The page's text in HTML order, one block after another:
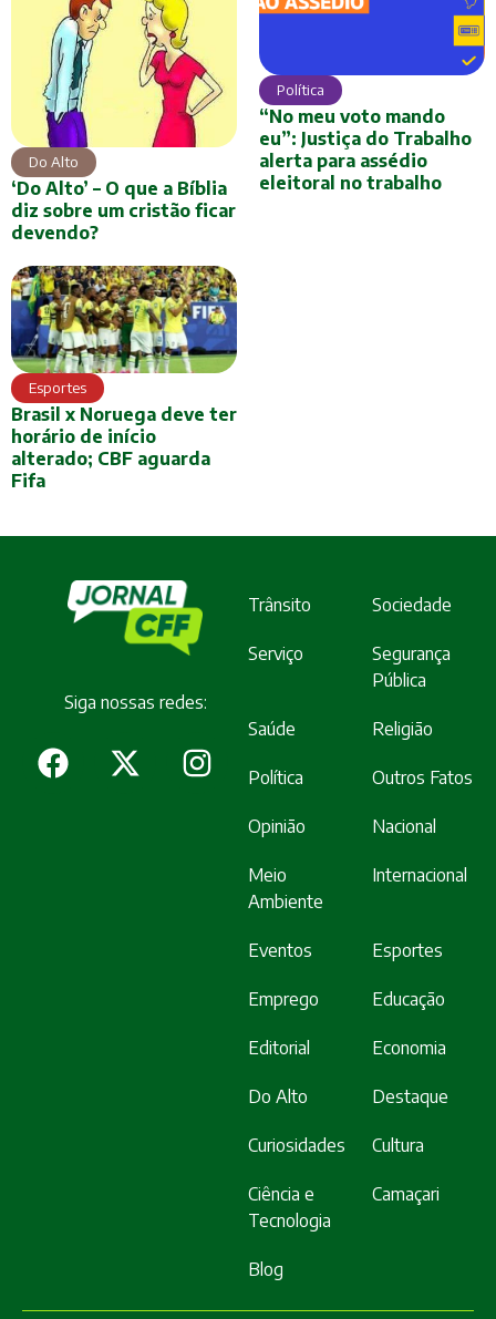
Do Alto
‘Do Alto’ – O que a Bíblia
diz sobre um cristão ficar
devendo?
Política
“No meu voto mando
eu”: Justiça do Trabalho
alerta para assédio
eleitoral no trabalho
Esportes
Brasil x Noruega deve ter
horário de início
alterado; CBF aguarda
Fifa
Siga nossas redes:
Trânsito Sociedade
Serviço
Segurança
Pública
Saúde Religião
Política Outros Fatos
Opinião Nacional
Meio
Ambiente
Internacional
Eventos Esportes
Emprego Educação
Editorial Economia
Do Alto Destaque
Curiosidades Cultura
Ciência e
Tecnologia
Camaçari
Blog